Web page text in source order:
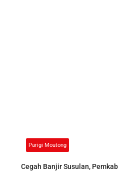
Parigi Moutong
Cegah Banjir Susulan, Pemkab